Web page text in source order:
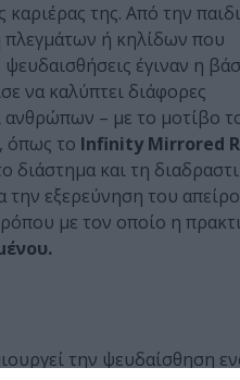
καριέρας της. Από την
πλεγμάτων ή κηλίδων που
έγιναν η
να καλύπτει διάφορες
– με το μοτίβο
όπως το Infinity Mirrored
διάστημα και τη
την εξερεύνηση του
με τον οποίο η
την ψευδαίσθηση